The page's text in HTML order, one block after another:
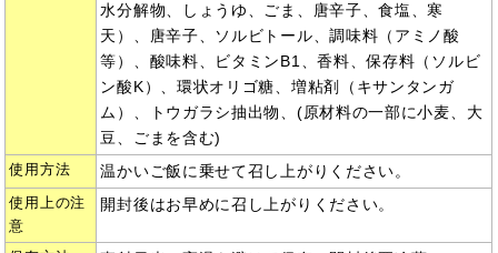
水分解物、しょうゆ、ごま、唐辛子、食塩、寒
天）、唐辛子、ソルビトール、調味料（アミノ酸
等）、酸味料、ビタミンB1、香料、保存料（ソルビ
ン酸K）、環状オリゴ糖、増粘剤（キサンタンガ
ム）、トウガラシ抽出物、(原材料の一部に小麦、大
豆、ごまを含む)
使用方法 温かいご飯に乗せて召し上がりください。
使用上の注
意
開封後はお早めに召し上がりください。